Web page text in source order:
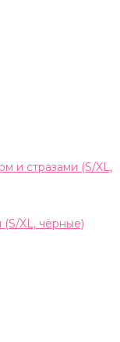
(S/XL, чёрные)